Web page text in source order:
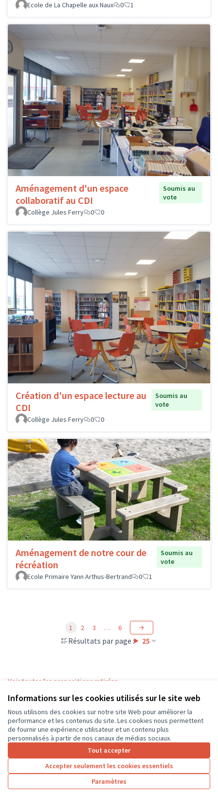
Informations sur les cookies utilisés sur le site web
Nous utilisons des cookies sur notre site Web pour améliorer la
performance et les contenus du site. Les cookies nous permettent
de fournir une expérience utilisateur et un contenu plus
personnalisés à partir de nos canaux de médias sociaux.
Tout accepter
Accepter seulement les cookies essentiels
Paramètres
Ecole de La Chapelle aux Naux
0 1
Aménagement d'un espace
collaboratif au CDI
Soumis au
vote
Collège Jules Ferry
0 0
Création d'un espace lecture au
CDI
Soumis au
vote
Collège Jules Ferry
0 0
Aménagement de notre cour de
récréation
Soumis au
vote
Ecole Primaire Yann Arthus-Bertrand
0 1
Résultats par page : 25
1 2 3 … 6
Voir toutes les propositions retirées
Conditions d'utilisation
Paramètres des cookies
CD37 sur X
(Lien externe)
CD37 sur Facebook
CD37 sur Instagram
CD37 sur YouTube
(Lien externe)
Site réalisé grâce aulogiciel libre Decidim .
Licence
(Lien